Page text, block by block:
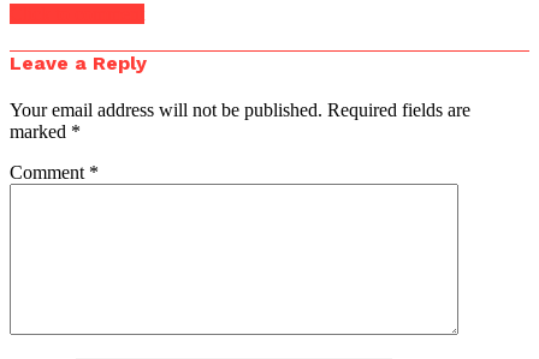
Leave a Reply
Your email address will not be published. Required fields are
marked *
Comment *